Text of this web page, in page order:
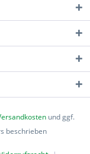
und ggf.
beschrieben